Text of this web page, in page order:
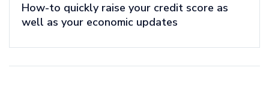
How-to quickly raise your credit score as
well as your economic updates